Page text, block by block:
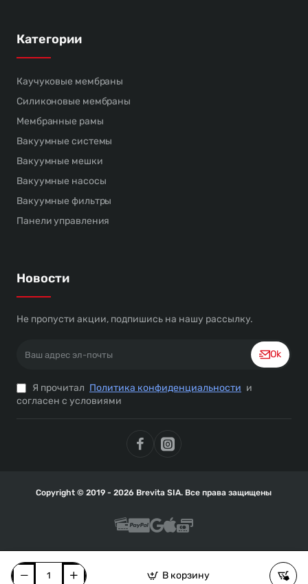
В корзину
Категории
Каучуковые мембраны
Силиконовые мембраны
Мембранные рамы
Вакуумные системы
Вакуумные мешки
Вакуумные насосы
Вакуумные фильтры
Панели управления
Новости
Не пропусти акции, подпишись на нашу рассылку.
адрес
почты
Ok
Я прочитал Политика конфиденциальности и
согласен с условиями
Copyright © 2019 - 2026 Brevita SIA. Все права защищены